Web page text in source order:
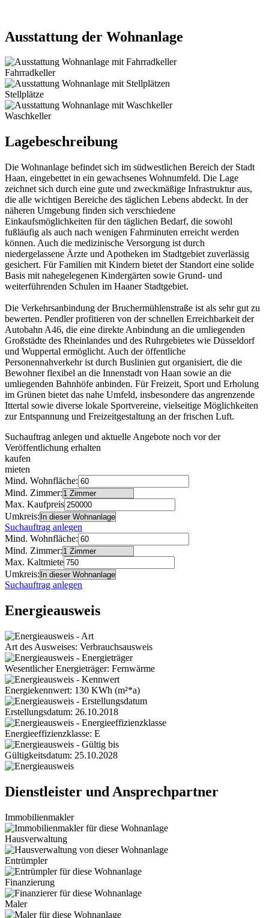
Ausstattung der Wohnanlage
Fahrradkeller
Stellplätze
Waschkeller
Lagebeschreibung
Die Wohnanlage befindet sich im südwestlichen Bereich der Stadt
Haan, eingebettet in ein gewachsenes Wohnumfeld. Die Lage
zeichnet sich durch eine gute und zweckmäßige Infrastruktur aus,
die alle wichtigen Bereiche des täglichen Lebens abdeckt. In der
näheren Umgebung finden sich verschiedene
Einkaufsmöglichkeiten für den täglichen Bedarf, die sowohl
fußläufig als auch nach wenigen Fahrminuten erreicht werden
können. Auch die medizinische Versorgung ist durch
niedergelassene Ärzte und Apotheken im Stadtgebiet zuverlässig
gesichert. Für Familien mit Kindern bietet der Standort eine solide
Basis mit nahegelegenen Kindergärten sowie Grund- und
weiterführenden Schulen im Haaner Stadtgebiet.
Die Verkehrsanbindung der Bruchermühlenstraße ist als sehr gut zu
bewerten. Pendler profitieren von der schnellen Erreichbarkeit der
Autobahn A46, die eine direkte Anbindung an die umliegenden
Großstädte des Rheinlandes und des Ruhrgebietes wie Düsseldorf
und Wuppertal ermöglicht. Auch der öffentliche
Personennahverkehr ist durch Buslinien gut organisiert, die die
Bewohner flexibel an die Innenstadt von Haan sowie an die
umliegenden Bahnhöfe anbinden. Für Freizeit, Sport und Erholung
im Grünen bietet das nahe Umfeld, insbesondere das angrenzende
Ittertal sowie diverse lokale Sportvereine, vielseitige Möglichkeiten
zur Entspannung und Freizeitgestaltung an der frischen Luft.
Suchauftrag anlegen und aktuelle Angebote noch vor der
Veröffentlichung erhalten
kaufen
mieten
Mind. Wohnfläche:
Mind. Zimmer:
Max. Kaufpreis
Umkreis:
Suchauftrag anlegen
Mind. Wohnfläche:
Mind. Zimmer:
Max. Kaltmiete
Umkreis:
Suchauftrag anlegen
Energieausweis
Art des Ausweises: Verbrauchsausweis
Wesentlicher Energieträger: Fernwärme
Energiekennwert: 130 KWh (m²*a)
Erstellungsdatum: 26.10.2018
Energieeffizienzklasse: E
Gültigkeitsdatum: 25.10.2028
Dienstleister und Ansprechpartner
Immobilienmakler
Hausverwaltung
Entrümpler
Finanzierung
Maler